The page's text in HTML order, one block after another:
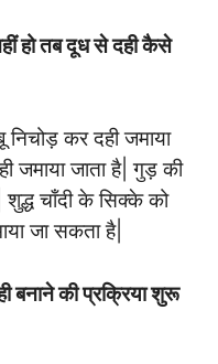
हो तब दूध से दही कैसे
कर दही जमाया
जमाया जाता है| गुड़ की
शुद्ध चाँदी के सिक्के को
जा सकता है|
की प्रक्रिया शुरू